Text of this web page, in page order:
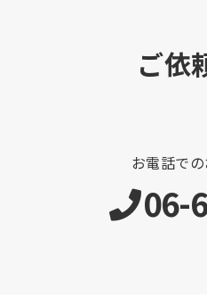
ご依
お電話で
06-